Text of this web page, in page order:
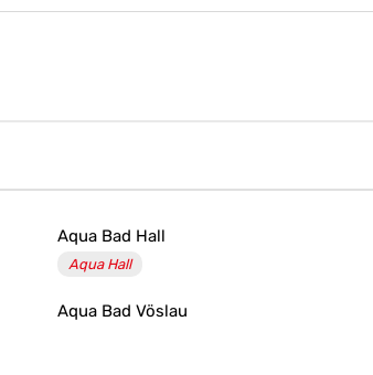
Aqua Bad Hall
Aqua Hall
Aqua Bad Vöslau